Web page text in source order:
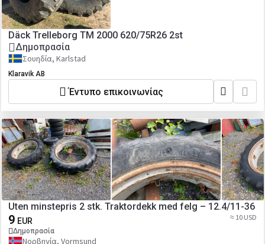
Däck Trelleborg TM 2000 620/75R26 2st
Δημοπρασία
Σουηδία, Karlstad
Klaravik AB
Έντυπο επικοινωνίας
Uten minstepris 2 stk. Traktordekk med felg – 12.4/11-36
9 EUR
Δημοπρασία
≈ 10 USD
Νορβηγία, Vormsund